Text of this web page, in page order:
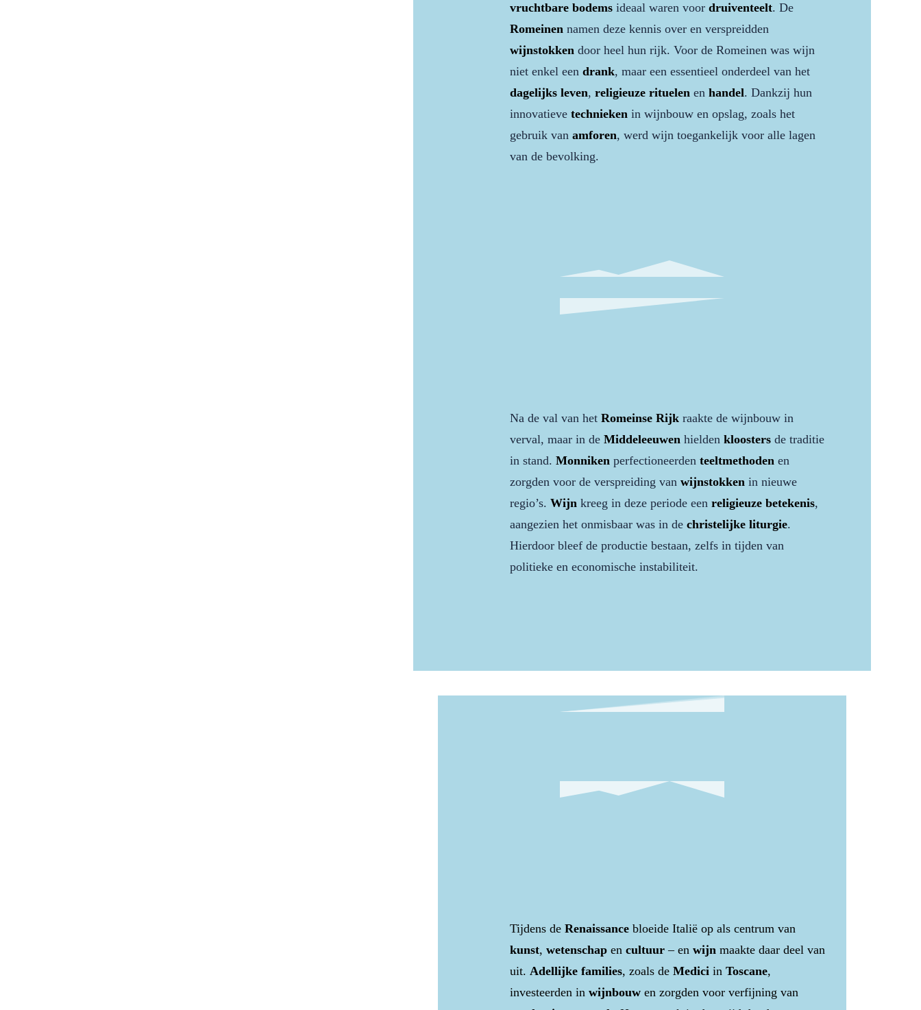
vruchtbare bodems ideaal waren voor druiventeelt. De
Romeinen namen deze kennis over en verspreidden
wijnstokken door heel hun rijk. Voor de Romeinen was wijn
niet enkel een drank, maar een essentieel onderdeel van het
dagelijks leven, religieuze rituelen en handel. Dankzij hun
innovatieve technieken in wijnbouw en opslag, zoals het
gebruik van amforen, werd wijn toegankelijk voor alle lagen
van de bevolking.
Na de val van het Romeinse Rijk raakte de wijnbouw in
verval, maar in de Middeleeuwen hielden kloosters de traditie
in stand. Monniken perfectioneerden teeltmethoden en
zorgden voor de verspreiding van wijnstokken in nieuwe
regio’s. Wijn kreeg in deze periode een religieuze betekenis,
aangezien het onmisbaar was in de christelijke liturgie.
Hierdoor bleef de productie bestaan, zelfs in tijden van
politieke en economische instabiliteit.
Tijdens de Renaissance bloeide Italië op als centrum van
kunst, wetenschap en cultuur – en wijn maakte daar deel van
uit. Adellijke families, zoals de Medici in Toscane,
investeerden in wijnbouw en zorgden voor verfijning van